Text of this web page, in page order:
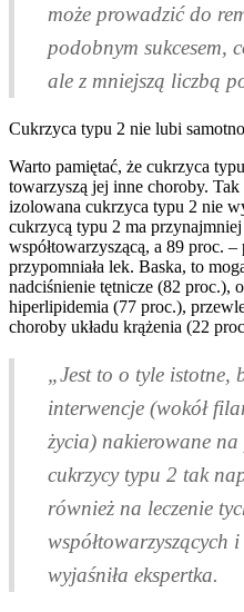
może prowadzić do
podobnym sukcesem,
ale z mniejszą liczbą
Cukrzyca typu 2 nie lubi
Warto pamiętać, że cukrzyca
towarzyszą jej inne choroby.
izolowana cukrzyca typu 2 nie
cukrzycą typu 2 ma
współtowarzyszącą, a 89 proc.
przypomniała lek. Baska, to
nadciśnienie tętnicze (82 proc.),
hiperlipidemia (77 proc.),
choroby układu krążenia (22
„Jest to o tyle istotne,
interwencje (wokół
życia) nakierowane
cukrzycy typu 2 tak
również na leczenie
współtowarzyszących
wyjaśniła ekspertka.